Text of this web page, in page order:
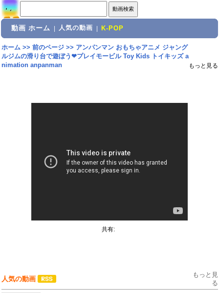
動画 ホーム 人気の動画 K-POP
ホーム>> 前のページ>> アンパンマン おもちゃアニメ ジャング
ルジムの滑り台で遊ぼう❤プレイモービル Toy Kids トイキッズ a
nimation anpanman
もっと見る
共有:
人気の動画
もっと見
る